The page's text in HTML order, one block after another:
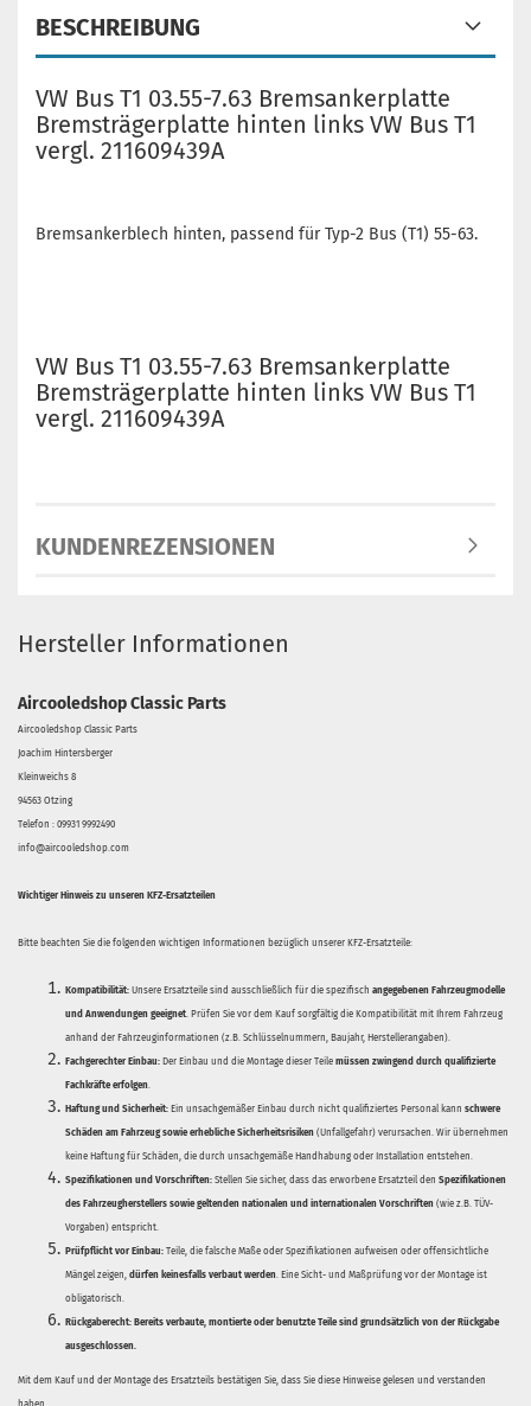
BESCHREIBUNG
VW Bus T1 03.55-7.63 Bremsankerplatte
Bremsträgerplatte hinten links VW Bus T1
vergl. 211609439A
Bremsankerblech hinten, passend für Typ-2 Bus (T1) 55-63.
VW Bus T1 03.55-7.63 Bremsankerplatte
Bremsträgerplatte hinten links VW Bus T1
vergl. 211609439A
KUNDENREZENSIONEN
Hersteller Informationen
Aircooledshop Classic Parts
Aircooledshop Classic Parts
Joachim Hintersberger
Kleinweichs 8
94563 Otzing
Telefon : 09931 9992490
info@aircooledshop.com
Wichtiger Hinweis zu unseren KFZ-Ersatzteilen
Bitte beachten Sie die folgenden wichtigen Informationen bezüglich unserer KFZ-Ersatzteile:
Kompatibilität: Unsere Ersatzteile sind ausschließlich für die spezifisch angegebenen Fahrzeugmodelle
und Anwendungen geeignet. Prüfen Sie vor dem Kauf sorgfältig die Kompatibilität mit Ihrem Fahrzeug
anhand der Fahrzeuginformationen (z.B. Schlüsselnummern, Baujahr, Herstellerangaben).
Fachgerechter Einbau: Der Einbau und die Montage dieser Teile müssen zwingend durch qualifizierte
Fachkräfte erfolgen.
Haftung und Sicherheit: Ein unsachgemäßer Einbau durch nicht qualifiziertes Personal kann schwere
Schäden am Fahrzeug sowie erhebliche Sicherheitsrisiken (Unfallgefahr) verursachen. Wir übernehmen
keine Haftung für Schäden, die durch unsachgemäße Handhabung oder Installation entstehen.
Spezifikationen und Vorschriften: Stellen Sie sicher, dass das erworbene Ersatzteil den Spezifikationen
des Fahrzeugherstellers sowie geltenden nationalen und internationalen Vorschriften (wie z.B. TÜV-
Vorgaben) entspricht.
Prüfpflicht vor Einbau: Teile, die falsche Maße oder Spezifikationen aufweisen oder offensichtliche
Mängel zeigen, dürfen keinesfalls verbaut werden. Eine Sicht- und Maßprüfung vor der Montage ist
obligatorisch.
Rückgaberecht: Bereits verbaute, montierte oder benutzte Teile sind grundsätzlich von der Rückgabe
ausgeschlossen.
Mit dem Kauf und der Montage des Ersatzteils bestätigen Sie, dass Sie diese Hinweise gelesen und verstanden